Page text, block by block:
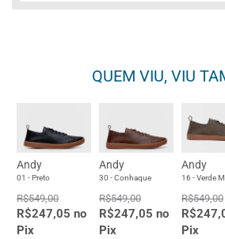
QUEM VIU, VIU
Andy
01 - Preto
R$549,00
R$247,05 no
Pix
Andy
30 - Conhaque
R$549,00
R$247,05 no
Pix
Andy
16 - Verde
R$549,00
Pix